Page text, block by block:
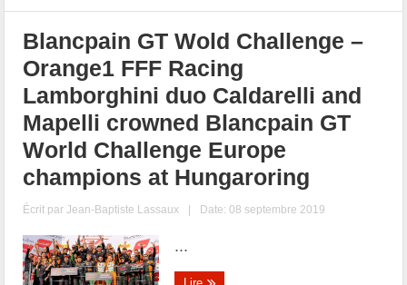
Blancpain GT Wold Challenge –
Orange1 FFF Racing
Lamborghini duo Caldarelli and
Mapelli crowned Blancpain GT
World Challenge Europe
champions at Hungaroring
Écrit parJean-Baptiste Lassaux | Date: 08 septembre 2019
...